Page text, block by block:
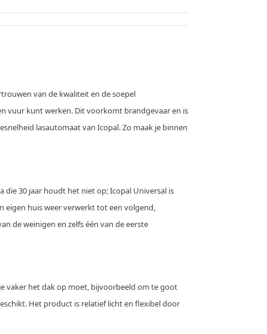
van de kwaliteit en de soepel
vuur kunt werken. Dit voorkomt brandgevaar en is
lasautomaat van Icopal. Zo maak je binnen
die 30 jaar houdt het niet op; Icopal Universal is
eigen huis weer verwerkt tot een volgend,
de weinigen en zelfs één van de eerste
vaker het dak op moet, bijvoorbeeld om te goot
Het product is relatief licht en flexibel door